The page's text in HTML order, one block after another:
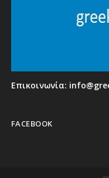
Επικοινωνία:
FACEBOOK